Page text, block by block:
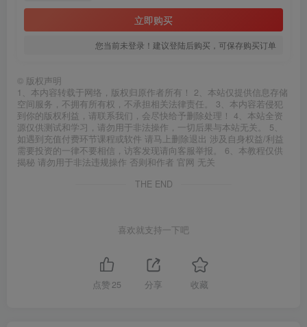
立即购买
您当前未登录！建议登陆后购买，可保存购买订单
© 版权声明
1、本内容转载于网络，版权归原作者所有！ 2、本站仅提供信息存储
空间服务，不拥有所有权，不承担相关法律责任。 3、本内容若侵犯
到你的版权利益，请联系我们，会尽快给予删除处理！ 4、本站全资
源仅供测试和学习，请勿用于非法操作，一切后果与本站无关。 5、
如遇到充值付费环节课程或软件 请马上删除退出 涉及自身权益/利益
需要投资的一律不要相信，访客发现请向客服举报。 6、本教程仅供
揭秘 请勿用于非法违规操作 否则和作者 官网 无关
THE END
喜欢就支持一下吧
点赞 25 分享 收藏